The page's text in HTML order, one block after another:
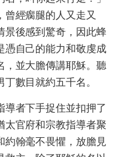
曾經瘸腿的人又走又
景後感到驚奇，因此蜂
憑自己的能力和敬虔成
，並大膽傳講耶穌。聽
數目就約五千名。
導者下手捉住並扣押了
太官府和宗教指導者聚
約翰毫不畏懼，放膽見